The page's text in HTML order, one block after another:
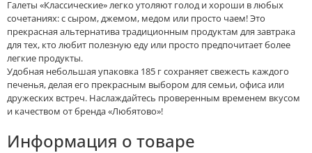
Галеты «Классические» легко утоляют голод и хороши в любых
сочетаниях: с сыром, джемом, медом или просто чаем! Это
прекрасная альтернатива традиционным продуктам для завтрака
для тех, кто любит полезную еду или просто предпочитает более
легкие продукты.
Удобная небольшая упаковка 185 г сохраняет свежесть каждого
печенья, делая его прекрасным выбором для семьи, офиса или
дружеских встреч. Наслаждайтесь проверенным временем вкусом
и качеством от бренда «Любятово»!
Информация о товаре